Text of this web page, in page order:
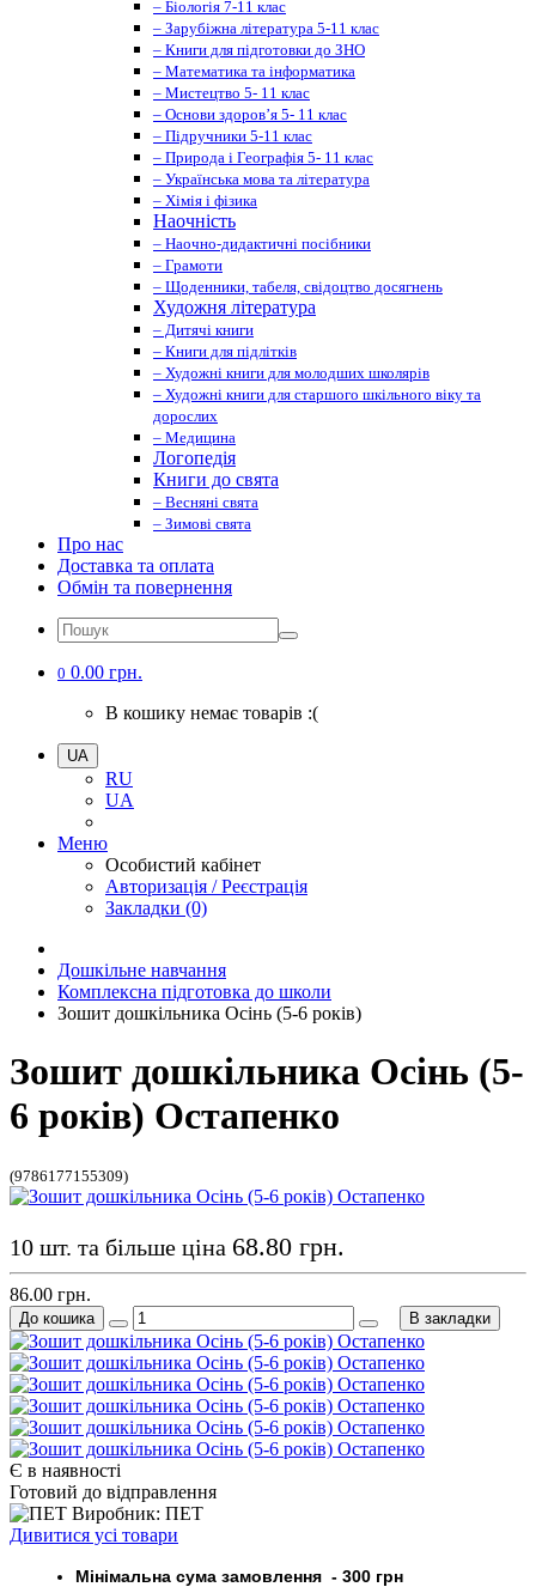
– Біологія 7-11 клас
– Зарубіжна література 5-11 клас
– Книги для підготовки до ЗНО
– Математика та інформатика
– Мистецтво 5- 11 клас
– Основи здоров’я 5- 11 клас
– Підручники 5-11 клас
– Природа і Географія 5- 11 клас
– Українська мова та література
– Хімія і фізика
Наочність
– Наочно-дидактичні посібники
– Грамоти
– Щоденники, табеля, свідоцтво досягнень
Художня література
– Дитячі книги
– Книги для підлітків
– Художні книги для молодших школярів
– Художні книги для старшого шкільного віку та
дорослих
– Медицина
Логопедія
Книги до свята
– Весняні свята
– Зимові свята
Про нас
Доставка та оплата
Обмін та повернення
0 0.00 грн.
В кошику немає товарів :(
UA
RU
UA
Меню
Особистий кабінет
Авторизація / Реєстрація
Закладки (0)
Дошкільне навчання
Комплексна підготовка до школи
Зошит дошкільника Осінь (5-6 років)
Зошит дошкільника Осінь (5-
6 років) Остапенко
(9786177155309)
Є в наявності
Готовий до відправлення
Виробник: ПЕТ
Дивитися усі товари
Мінімальна сума замовлення - 300 грн
10 шт. та більше ціна 68.80 грн.
86.00 грн.
До кошика В закладки